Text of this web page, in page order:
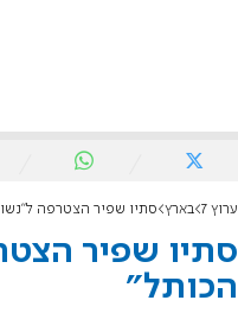
ערוץ 7 בארץ סתיו שפיר הצטרפה
סתיו שפיר
הכותל"